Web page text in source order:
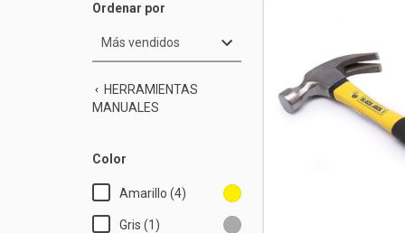
Ordenar por
HERRAMIENTAS
MANUALES
Color
Amarillo (4)
Gris (1)